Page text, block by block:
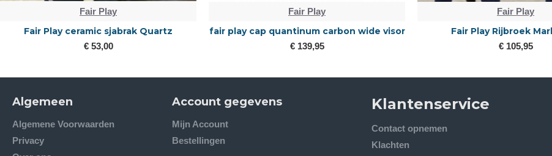
Fair Play
Fair Play ceramic sjabrak Quartz
€ 53,00
Fair Play
fair play cap quantinum carbon wide visor
€ 139,95
Fair Play
Fair Play Rijbroek
€ 105,95
Algemeen
Algemene Voorwaarden
Privacy
Account gegevens
Mijn Account
Bestellingen
Klantenservice
Contact opnemen
Klachten